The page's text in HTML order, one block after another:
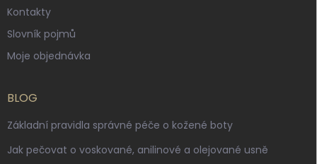
Kontakty
Slovník pojmů
Moje objednávka
BLOG
Základní pravidla správné péče o kožené boty
Jak pečovat o voskované, anilinové a olejované usně